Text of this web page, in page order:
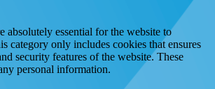
absolutely essential for the website to
category only includes cookies that ensures
security features of the website. These
personal information.